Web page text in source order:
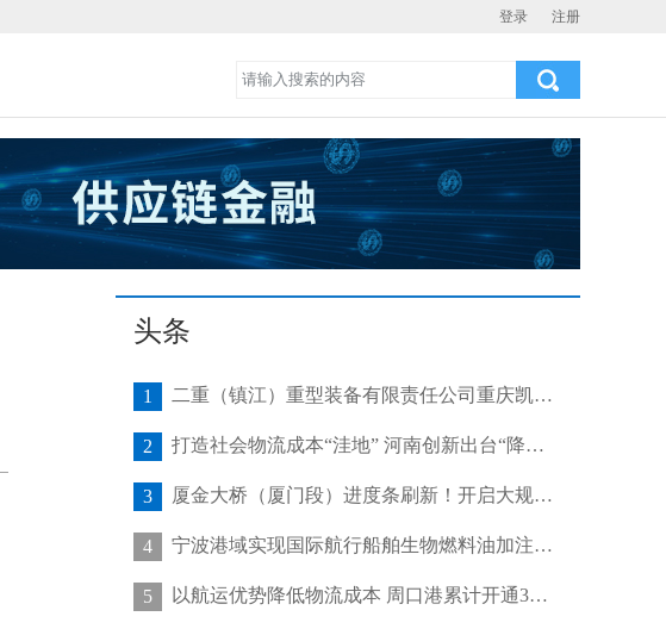
登录 注册
头条
1 二重（镇江）重型装备有限责任公司重庆凯瑞项目发运助力海上风电产业发展
2 打造社会物流成本“洼地” 河南创新出台“降本16条”
3 厦金大桥（厦门段）进度条刷新！开启大规模桥梁装配化施工新阶段
4 宁波港域实现国际航行船舶生物燃料油加注“零突破”
5 以航运优势降低物流成本 周口港累计开通32条集装箱航线